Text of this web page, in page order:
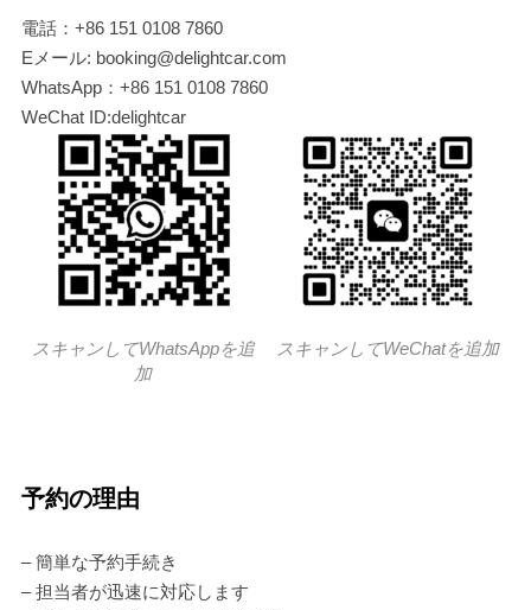
電話：+86 151 0108 7860
Eメール: booking@delightcar.com
WhatsApp：+86 151 0108 7860
WeChat ID:delightcar
スキャンしてWhatsAppを追
加
スキャンしてWeChatを追加
予約の理由
– 簡単な予約手続き
– 担当者が迅速に対応します